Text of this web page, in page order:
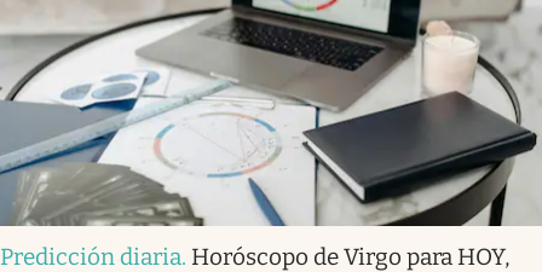
Predicción diaria. Horóscopo de Virgo para HOY,